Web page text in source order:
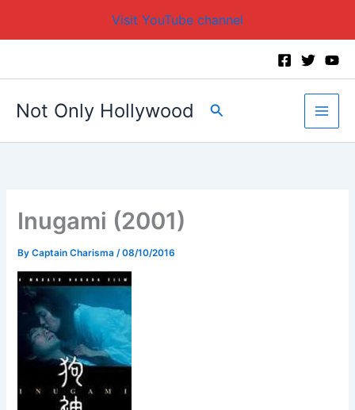
Visit YouTube channel
Not Only Hollywood Search
Inugami (2001)
ByCaptain Charisma /08/10/2016